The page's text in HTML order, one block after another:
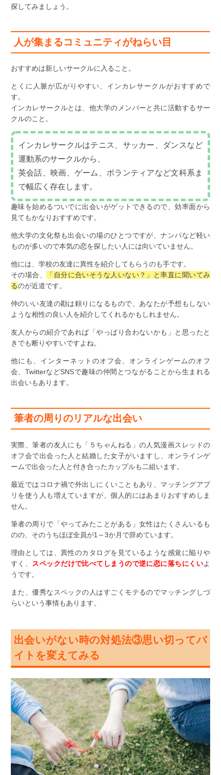
探してみましょう。
人が集まるコミュニティがねらい目
おすすめは新しいサークルに入ること。
とくに人脈が広がりやすい、インカレサークルがおすすめで
す。
インカレサークルとは、他大学のメンバーと共に活動するサー
クルのこと。
インカレサークルはテニス、サッカー、ダンスなど
運動系のサークルから、
英会話、映画、ゲーム、ボランティアなど文科系ま
で幅広く存在します。
趣味を始めるついでに出会いがゲットできるので、効率面から
見てもかなりおすすめです。
他大学の文化祭も出会いの場のひとつですが、ナンパなど軽い
ものが多いので本気の恋を探したい人には向いていません。
他には、学校の友達に異性を紹介してもらうのも手です。
その場合、
「自分に合いそうな人いない？」と率直に聞いてみ
るのが近道です。
仲のいい友達の勘は頼りになるもので、あなたが予想もしない
ような相性の良い人を紹介してくれるかもしれません。
友人からの紹介であれば「やっぱり合わないかも」と思ったと
きでも断りやすいですよね。
他にも、インターネットのオフ会、オンラインゲームのオフ
会、TwitterなどSNSで趣味の仲間とつながることから生まれる
出会いもあります。
筆者の周りのリアルな出会い
実際、筆者の友人にも「５ちゃんねる」の人気漫画スレッドの
オフ会で出会った人と結婚した女子がいますし、オンラインゲ
ームで出会った人と付き合ったカップルも二組います。
最近ではコロナ禍で外出しにくいこともあり、マッチングアプ
リを使う人も増えていますが、個人的にはあまりおすすめしま
せん。
筆者の周りで「やってみたことがある」女性はたくさんいるも
のの、そのうちほぼ全員が1～3か月で辞めています。
理由としては、異性のカタログを見ているような感覚に陥りや
すく、
スペックだけで比べてしまうので逆に恋に落ちにくいよ
うです。
また、優秀なスペックの人はすごくモテるのでマッチングしづ
らいという事情もあります。
出会いがない時の対処法③思い切ってバ
イトを変えてみる